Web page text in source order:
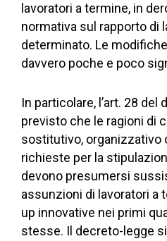
lavoratori a termine, in
normativa sul rapporto di
determinato. Le
davvero poche e poco
In particolare, l’art. 28 del
previsto che le ragioni di
sostitutivo, organizzativo
richieste per la
devono presumersi
assunzioni di lavoratori a
up innovative nei primi
stesse. Il decreto-legge